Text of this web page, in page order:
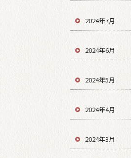
2024年7月
2024年6月
2024年5月
2024年4月
2024年3月